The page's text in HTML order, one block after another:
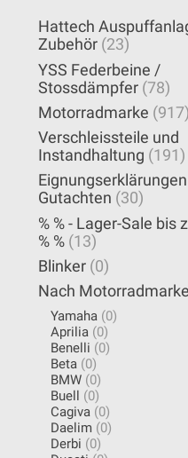
Hattech
Zubehör (23)
YSS Federbeine /
Stossdämpfer (78)
Motorradmarke (917)
Verschleissteile und
Instandhaltung (191)
Gutachten (30)
% % - Lager-Sale bis
% % (13)
Blinker (0)
Nach Motorradmarke
Yamaha (0)
Aprilia (0)
Benelli (0)
Beta (0)
BMW (0)
Buell
(0)
Cagiva (0)
Daelim (0)
Derbi (0)